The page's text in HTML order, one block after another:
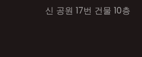
신 공원 17번 건물 10층